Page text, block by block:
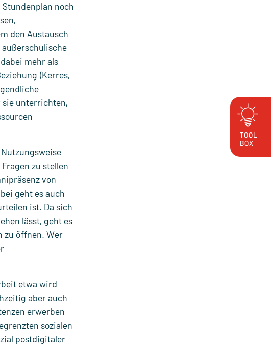
noch
den Austausch
mehr als
(Kerres,
sie unterrichten,
zu stellen
von
geht es auch
ist. Da sich
lässt, geht es
zu öffnen. Wer
etwa wird
aber auch
erwerben
sozialen
postdigitaler
TOOL
BOX